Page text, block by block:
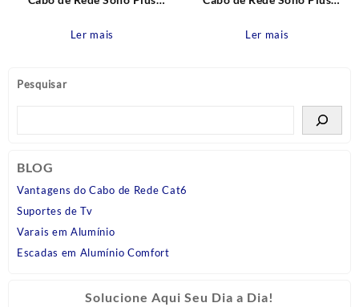
Pesquisar
BLOG
Vantagens do Cabo de Rede Cat6
Suportes de Tv
Varais em Alumínio
Escadas em Alumínio Comfort
Solucione Aqui Seu Dia a Dia!
CMX Branco Furukawa
Ler mais
CMX Azul Furukawa
Ler mais